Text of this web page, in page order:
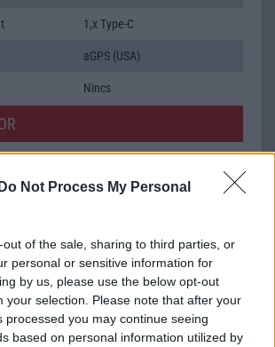
Do Not Process My Personal
out of the sale, sharing to third parties, or
personal or sensitive information for
by us, please use the below opt-out
your selection. Please note that after your
processed you may continue seeing
based on personal information utilized by
1,x Type-C
aGPS (USA)
Nincs
Li-Polimer
Az akkumulátor nem vehetõ ki!
/
Gyorstöltésre alkalmas
ÉS ÉRZÉKELŐK
Nincs